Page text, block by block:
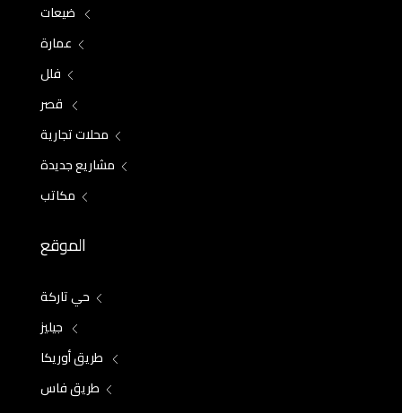
ضيعات
عمارة
فلل
قصر
محلات تجارية
مشاريع جديدة
مكاتب
الموقع
حي تاركة
جيليز
طريق أوريكا
طريق فاس